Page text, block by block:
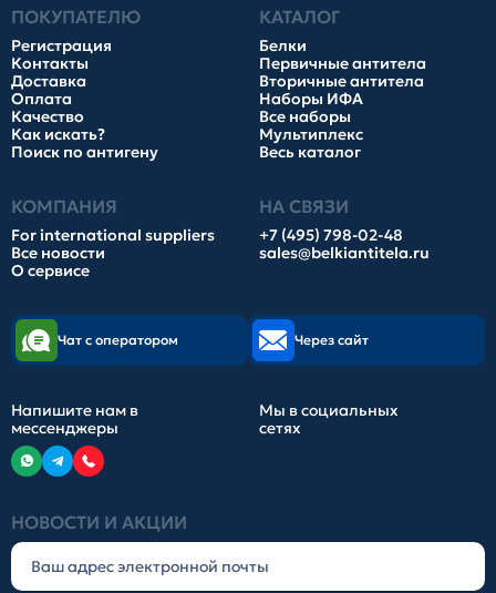
ПОКУПАТЕЛЮ
Регистрация
Контакты
Доставка
Оплата
Качество
Как искать?
Поиск по антигену
КАТАЛОГ
Белки
Первичные антитела
Вторичные антитела
Наборы ИФА
Все наборы
Мультиплекс
Весь каталог
КОМПАНИЯ
For international suppliers
Все новости
О сервисе
НА СВЯЗИ
+7 (495) 798-02-48
sales@belkiantitela.ru
НОВОСТИ И АКЦИИ
Чат с оператором Через сайт
Напишите нам в
мессенджеры
Мы в социальных
сетях